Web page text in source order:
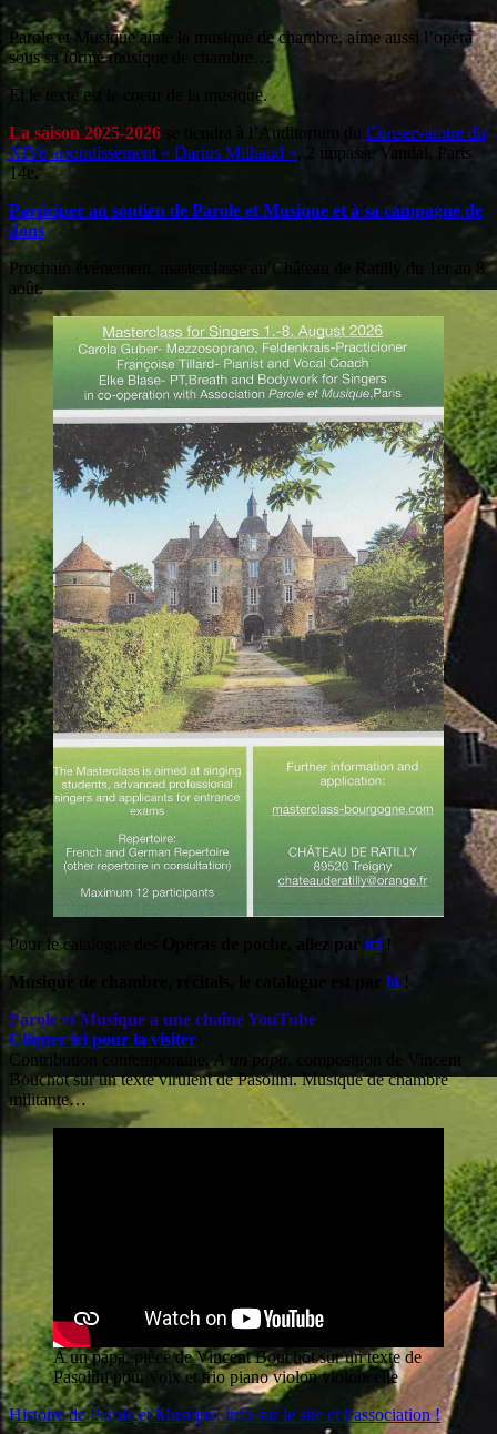
Parole et Musique aime la musique de chambre, aime aussi l’opéra
sous sa forme musique de chambre…
Et le texte est le coeur de la musique.
La saison 2025-2026
se tiendra à l’Auditorium du Conservatoire du
XIVe arrondissement « Darius Milhaud » , 2 impasse Vandal, Paris
14e.
Participer au soutien de Parole et Musique et à sa campagne de
dons
Prochain événement, masterclasse au Château de Ratilly du 1er au 8
août.
Pour le catalogue des Opéras de poche, allez par ici !
Musique de chambre, récitals, le catalogue est par là !
Parole et Musique a une chaîne YouTube
Cliquer ici pour la visiter
Contribution contemporaine,
A un papa
, composition de Vincent
Bouchot sur un texte virulent de Pasolini. Musique de chambre
militante…
A un papa, pièce de Vincent Bouchot sur un texte de
Pasolini pour voix et trio piano violon violoncelle
Histoire de Parole et Musique, info sur le site et l’association !